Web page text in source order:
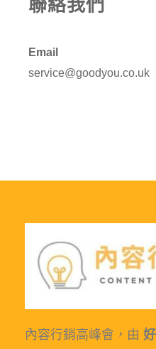
聯絡我們
Email
service@goodyou.co.uk
內容行銷高峰會，由